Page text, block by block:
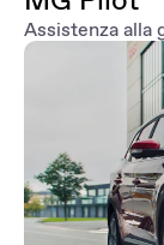
Assistenza alla